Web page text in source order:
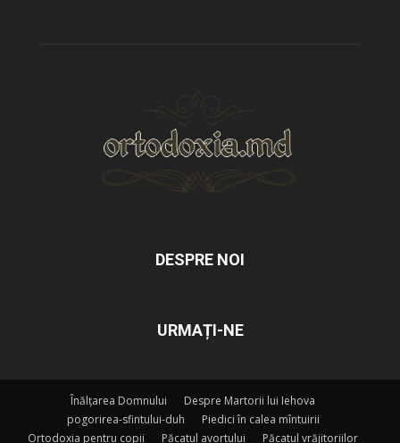
DESPRE NOI
URMAȚI-NE
Înălțarea Domnului
Despre Martorii lui Iehova
pogorirea-sfintului-duh
Piedici în calea mîntuirii
Ortodoxia pentru copii
Păcatul avortului Păcatul vrăjitoriilor